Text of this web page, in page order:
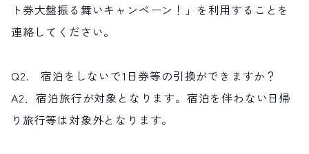
ト券大盤振る舞いキャンペーン！」を利用することを
連絡してください。
Q2. 宿泊をしないで1日券等の引換ができますか？
A2．宿泊旅行が対象となります。宿泊を伴わない日帰
り旅行等は対象外となります。